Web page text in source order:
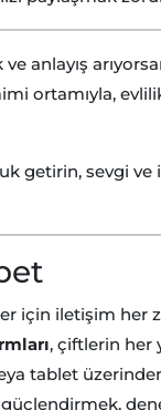
anlayış
ortamıyla,
getirin, sevgi
için iletişim
, çiftlerin her
tablet